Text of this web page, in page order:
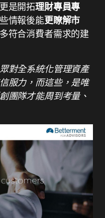
是開拓理財專員專
情報後能更瞭解市
符合消費者需求的建
對全系統化管理資產
服力，而這些，是唯
團隊才能周到考量、